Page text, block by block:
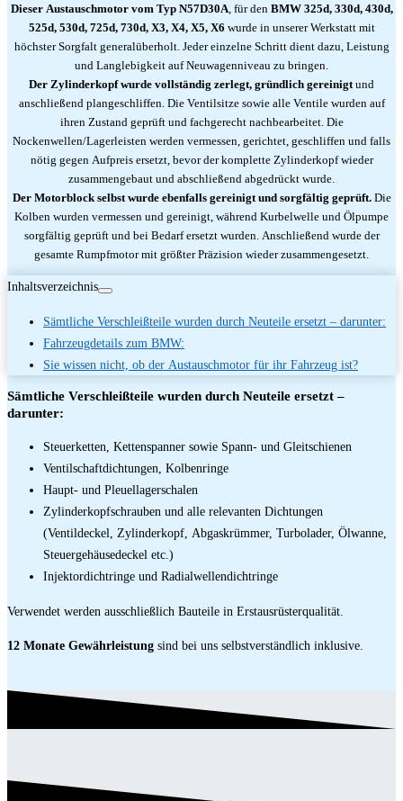
Dieser Austauschmotor vom Typ N57D30A, für den BMW 325d, 330d, 430d,
525d, 530d, 725d, 730d, X3, X4, X5, X6 wurde in unserer Werkstatt mit
höchster Sorgfalt generalüberholt. Jeder einzelne Schritt dient dazu, Leistung
und Langlebigkeit auf Neuwagenniveau zu bringen.
Der Zylinderkopf wurde vollständig zerlegt, gründlich gereinigt und
anschließend plangeschliffen. Die Ventilsitze sowie alle Ventile wurden auf
ihren Zustand geprüft und fachgerecht nachbearbeitet. Die
Nockenwellen/Lagerleisten werden vermessen, gerichtet, geschliffen und falls
nötig gegen Aufpreis ersetzt, bevor der komplette Zylinderkopf wieder
zusammengebaut und abschließend abgedrückt wurde.
Der Motorblock selbst wurde ebenfalls gereinigt und sorgfältig geprüft.Die
Kolben wurden vermessen und gereinigt, während Kurbelwelle und Ölpumpe
sorgfältig geprüft und bei Bedarf ersetzt wurden. Anschließend wurde der
gesamte Rumpfmotor mit größter Präzision wieder zusammengesetzt.
Inhaltsverzeichnis
Sämtliche Verschleißteile wurden durch Neuteile ersetzt – darunter:
Fahrzeugdetails zum BMW:
Sie wissen nicht, ob der Austauschmotor für ihr Fahrzeug ist?
Sämtliche Verschleißteile wurden durch Neuteile ersetzt –
darunter:
Steuerketten, Kettenspanner sowie Spann- und Gleitschienen
Ventilschaftdichtungen, Kolbenringe
Haupt- und Pleuellagerschalen
Zylinderkopfschrauben und alle relevanten Dichtungen
(Ventildeckel, Zylinderkopf, Abgaskrümmer, Turbolader, Ölwanne,
Steuergehäusedeckel etc.)
Injektordichtringe und Radialwellendichtringe
Verwendet werden ausschließlich Bauteile in Erstausrüsterqualität.
12 Monate Gewährleistung sind bei uns selbstverständlich inklusive.